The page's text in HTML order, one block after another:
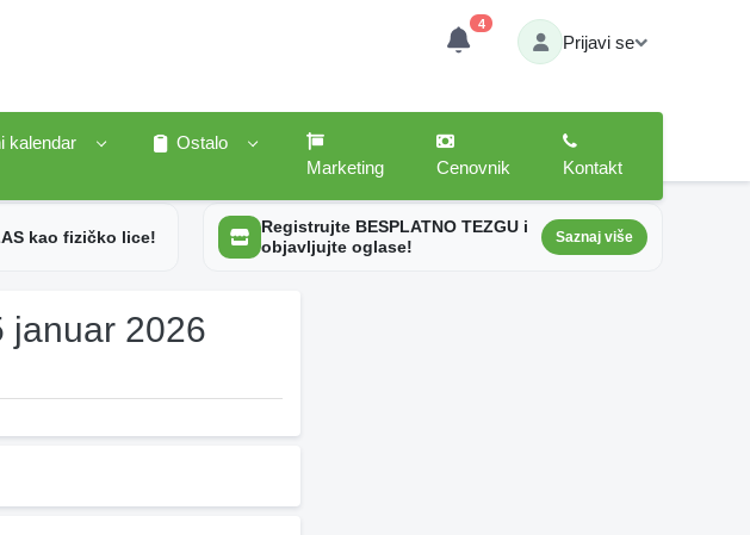
4
Prijavi se
kalendar
Ostalo
Marketing
Cenovnik Kontakt
kao fizičko lice!
Registrujte BESPLATNO TEZGU i
objavljujte oglase!
Saznaj više
januar 2026